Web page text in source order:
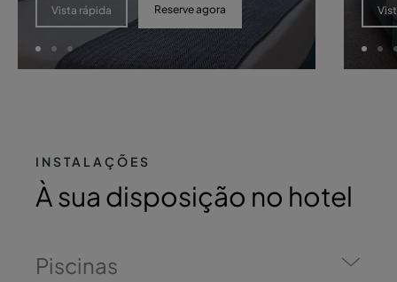
Vista rápida Reserve agora
INSTALAÇÕES
À sua disposição no hotel
Piscinas